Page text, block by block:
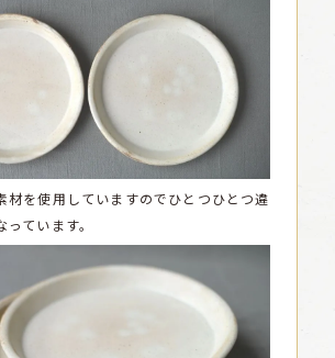
材を使用していますのでひとつひとつ違
ています。